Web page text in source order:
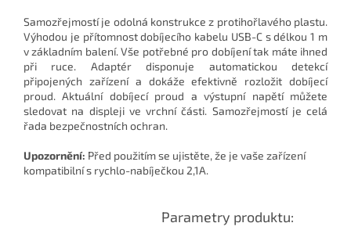
Samozřejmostí je odolná konstrukce z protihořlavého plastu.
Výhodou je přítomnost dobíjecího kabelu USB-C s délkou 1 m
v základním balení. Vše potřebné pro dobíjení tak máte ihned
při ruce. Adaptér disponuje automatickou detekcí
připojených zařízení a dokáže efektivně rozložit dobíjecí
proud. Aktuální dobíjecí proud a výstupní napětí můžete
sledovat na displeji ve vrchní části. Samozřejmostí je celá
řada bezpečnostních ochran.
Upozornění: Před použitím se ujistěte, že je vaše zařízení
kompatibilní s rychlo-nabíječkou 2,1A.
Parametry produktu: